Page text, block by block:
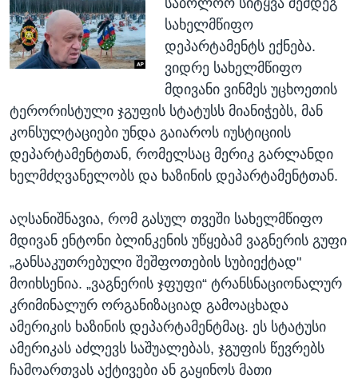
სახელმწიფო
დეპარტამენტს ექნება.
ვიდრე სახელმწიფო
მდივანი ვინმეს უცხოეთის
ტერორისტული ჯგუფის სტატუსს მიანიჭებს, მან
კონსულტაციები უნდა გაიაროს იუსტიციის
დეპარტამენტთან, რომელსაც მერიკ გარლანდი
ხელმძღვანელობს და ხაზინის დეპარტამენტთან.
აღსანიშნავია, რომ გასულ თვეში სახელმწიფო
მდივან ენტონი ბლინკენის უწყებამ ვაგნერის გუფი
„განსაკუთრებული შეშფოთების სუბიექტად"
მოიხსენია. „ვაგნერის ჯფუფი“ ტრანსნაციონალურ
კრიმინალურ ორგანიზაციად გამოაცხადა
ამერიკის ხაზინის დეპარტამენტმაც. ეს სტატუსი
ამერიკას აძლევს საშუალებას, ჯგუფის წევრებს
ჩამოართვას აქტივები ან გაყინოს მათი